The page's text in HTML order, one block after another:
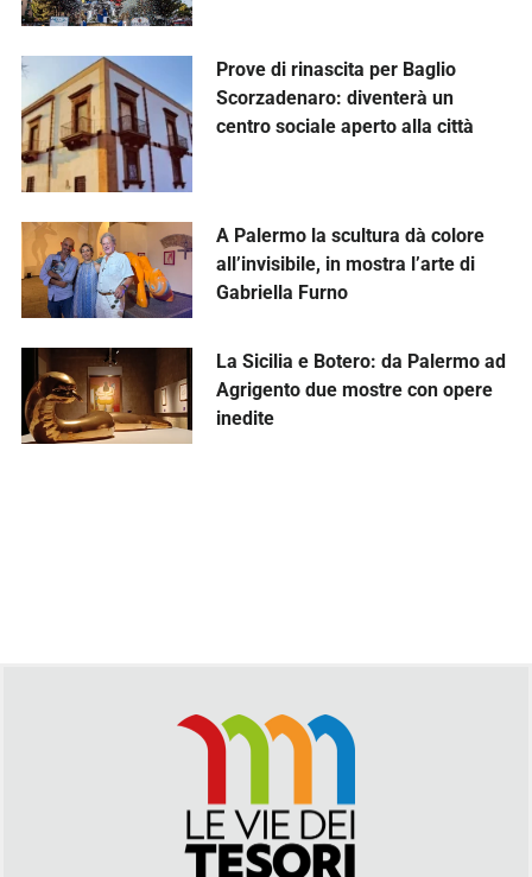
Prove di rinascita per Baglio
Scorzadenaro: diventerà un
centro sociale aperto alla città
A Palermo la scultura dà colore
all’invisibile, in mostra l’arte di
Gabriella Furno
La Sicilia e Botero: da Palermo ad
Agrigento due mostre con opere
inedite